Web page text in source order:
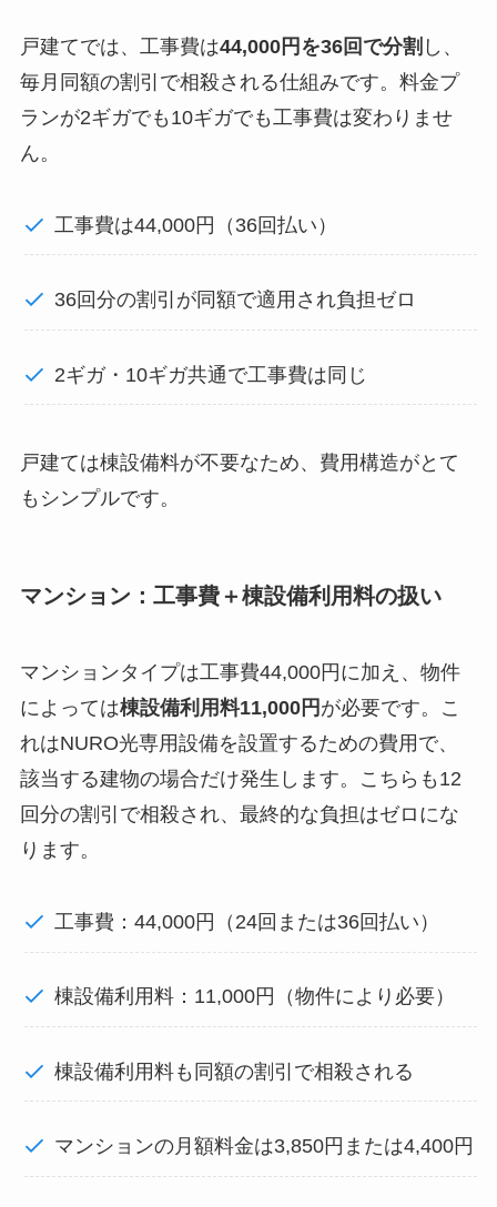
戸建てでは、工事費は44,000円を36回で分割 し、
毎月同額の割引で相殺される仕組みです。料金プ
ランが2ギガでも10ギガでも工事費は変わりませ
ん。
工事費は44,000円（36回払い）
36回分の割引が同額で適用され負担ゼロ
2ギガ・10ギガ共通で工事費は同じ
戸建ては棟設備料が不要なため、費用構造がとて
もシンプルです。
マンション：工事費＋棟設備利用料の扱い
マンションタイプは工事費44,000円に加え、物件
によっては棟設備利用料11,000円 が必要です。こ
れはNURO光専用設備を設置するための費用で、
該当する建物の場合だけ発生します。こちらも12
回分の割引で相殺され、最終的な負担はゼロにな
ります。
工事費：44,000円（24回または36回払い）
棟設備利用料：11,000円（物件により必要）
棟設備利用料も同額の割引で相殺される
マンションの月額料金は3,850円または4,400円